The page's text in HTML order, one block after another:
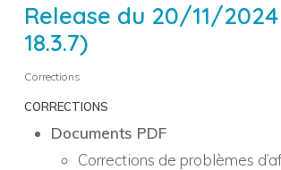
Release du 20/11/
18.3.7)
Corrections
CORRECTIONS
Documents PDF
Corrections de problèmes